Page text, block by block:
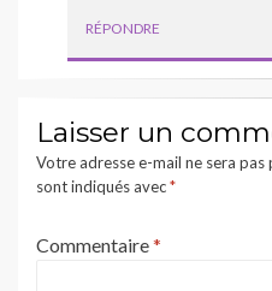
RÉPONDRE
Laisser un
Votre adresse e-mail ne sera pas
sont indiqués avec*
Commentaire*